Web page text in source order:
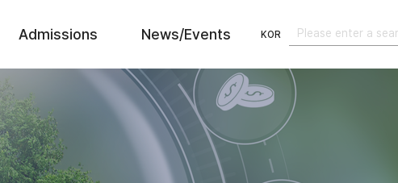
Admissions News/Events KOR
검색
검색